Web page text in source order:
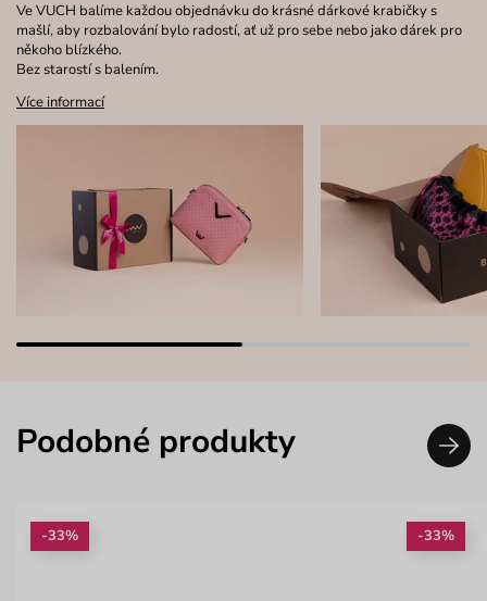
Ve VUCH balíme každou objednávku do krásné dárkové krabičky s
mašlí, aby rozbalování bylo radostí, ať už pro sebe nebo jako dárek pro
někoho blízkého.
Bez starostí s balením.
Více informací
Podobné produkty
-33% -33%